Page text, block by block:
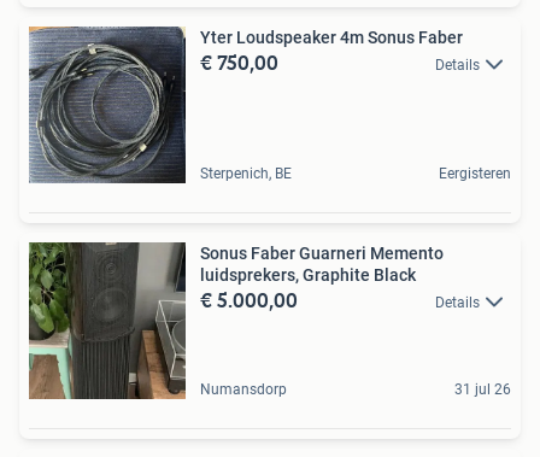
Yter Loudspeaker 4m Sonus Faber
€ 750,00 Details
Sterpenich, BE Eergisteren
Sonus Faber Guarneri Memento
luidsprekers, Graphite Black
€ 5.000,00 Details
Numansdorp 31 jul 26